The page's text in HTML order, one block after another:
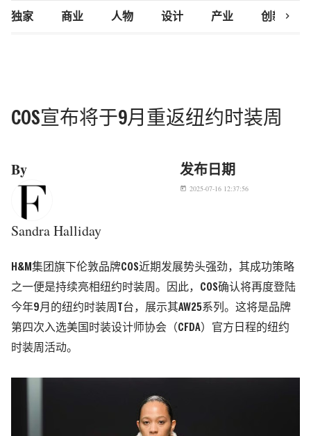
独家 商业 人物 设计 产业 创新研究
chevron_right
COS宣布将于9月重返纽约时装周
By
Sandra Halliday
发布日期
today 2025-07-16 12:37:56
H&M集团旗下伦敦品牌COS近期发展势头强劲，其成功策略
之一便是持续亮相纽约时装周。因此，COS确认将再度登陆
今年9月的纽约时装周T台，展示其AW25系列。这将是品牌
第四次入选美国时装设计师协会（CFDA）官方日程的纽约
时装周活动。